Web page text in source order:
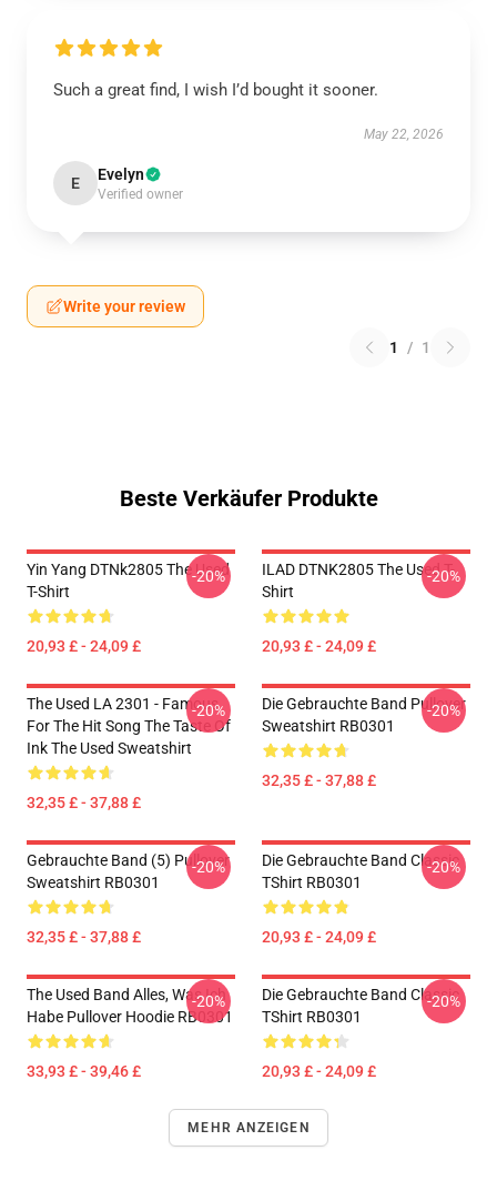
Such a great find, I wish I’d bought it sooner.
May 22, 2026
E Evelyn
Verified owner
Write your review
1 / 1
Beste Verkäufer Produkte
Yin Yang DTNk2805 The Used
T-Shirt
20,93 £ - 24,09 £
-20%
ILAD DTNK2805 The Used T-
Shirt
20,93 £ - 24,09 £
-20%
The Used LA 2301 - Famous
For The Hit Song The Taste Of
Ink The Used Sweatshirt
32,35 £ - 37,88 £
-20%
Die Gebrauchte Band Pullover
Sweatshirt RB0301
32,35 £ - 37,88 £
-20%
Gebrauchte Band (5) Pullover
Sweatshirt RB0301
32,35 £ - 37,88 £
-20%
Die Gebrauchte Band Classic
TShirt RB0301
20,93 £ - 24,09 £
-20%
The Used Band Alles, Was Ich
Habe Pullover Hoodie RB0301
33,93 £ - 39,46 £
-20%
Die Gebrauchte Band Classic
TShirt RB0301
20,93 £ - 24,09 £
-20%
MEHR ANZEIGEN